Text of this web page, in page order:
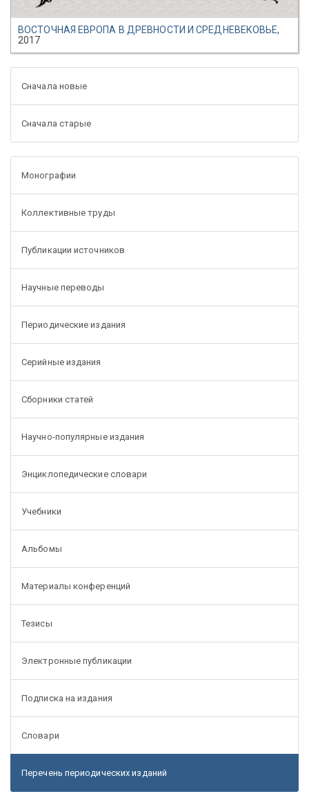
ВОСТОЧНАЯ ЕВРОПА В ДРЕВНОСТИ И СРЕДНЕВЕКОВЬЕ,
2017
Сначала новые
Сначала старые
Монографии
Коллективные труды
Публикации источников
Научные переводы
Периодические издания
Серийные издания
Сборники статей
Научно-популярные издания
Энциклопедические словари
Учебники
Альбомы
Материалы конференций
Тезисы
Электронные публикации
Подписка на издания
Словари
Перечень периодических изданий